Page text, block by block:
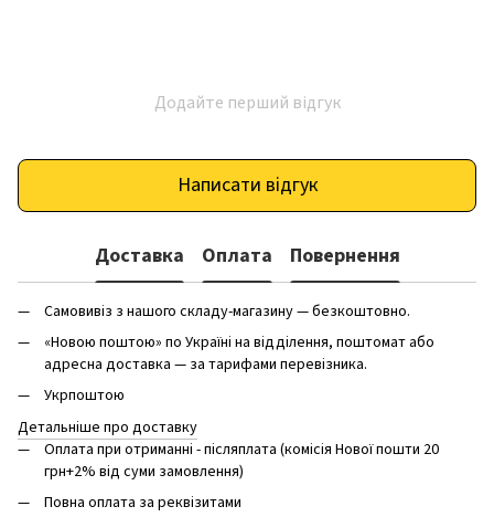
Додайте перший відгук
Написати відгук
Доставка Оплата Повернення
Самовивіз з нашого складу-магазину — безкоштовно.
«Новою поштою» по Україні на відділення, поштомат або
адресна доставка — за тарифами перевізника.
Укрпоштою
Детальніше про доставку
Оплата при отриманні - післяплата (комісія Нової пошти 20
грн+2% від суми замовлення)
Повна оплата за реквізитами